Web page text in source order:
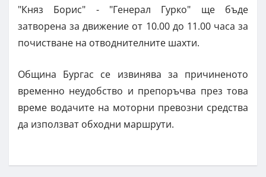
"Княз Борис" - "Генерал Гурко" ще бъде
затворена за движение от 10.00 до 11.00 часа за
почистване на отводнителните шахти.
Община Бургас се извинява за причиненото
временно неудобство и препоръчва през това
време водачите на моторни превозни средства
да използват обходни маршрути.